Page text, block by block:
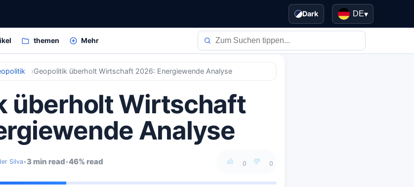
Dark DE▾
themen Mehr
Geopolitik überholt Wirtschaft 2026: Energiewende Analyse
überholt Wirtschaft
Analyse
0 0
Silva•3 min read•46% read